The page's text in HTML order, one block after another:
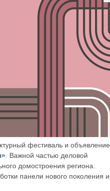
фестиваль и объявление
. Важной частью деловой
домостроения региона.
панели нового поколения и